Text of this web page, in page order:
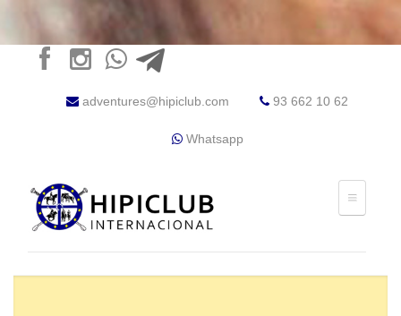
adventures@hipiclub.com 93 662 10 62
Whatsapp